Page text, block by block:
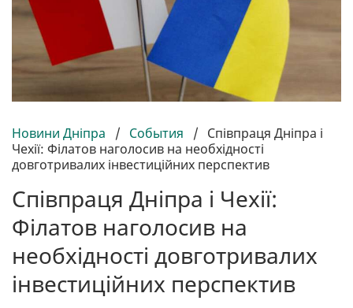
Новини Дніпра / События / Співпраця Дніпра і
Чехії: Філатов наголосив на необхідності
довготривалих інвестиційних перспектив
Співпраця Дніпра і Чехії:
Філатов наголосив на
необхідності довготривалих
інвестиційних перспектив